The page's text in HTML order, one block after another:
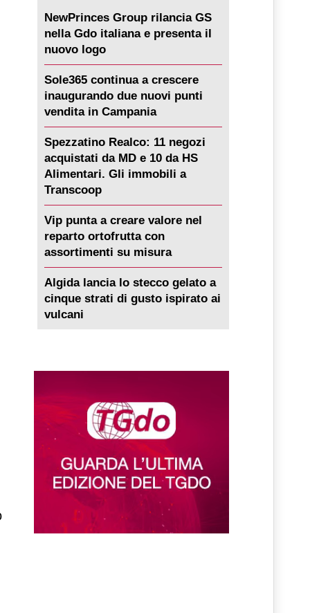
NewPrinces Group rilancia GS
nella Gdo italiana e presenta il
nuovo logo
Sole365 continua a crescere
inaugurando due nuovi punti
vendita in Campania
Spezzatino Realco: 11 negozi
acquistati da MD e 10 da HS
Alimentari. Gli immobili a
Transcoop
Vip punta a creare valore nel
reparto ortofrutta con
assortimenti su misura
Algida lancia lo stecco gelato a
cinque strati di gusto ispirato ai
vulcani